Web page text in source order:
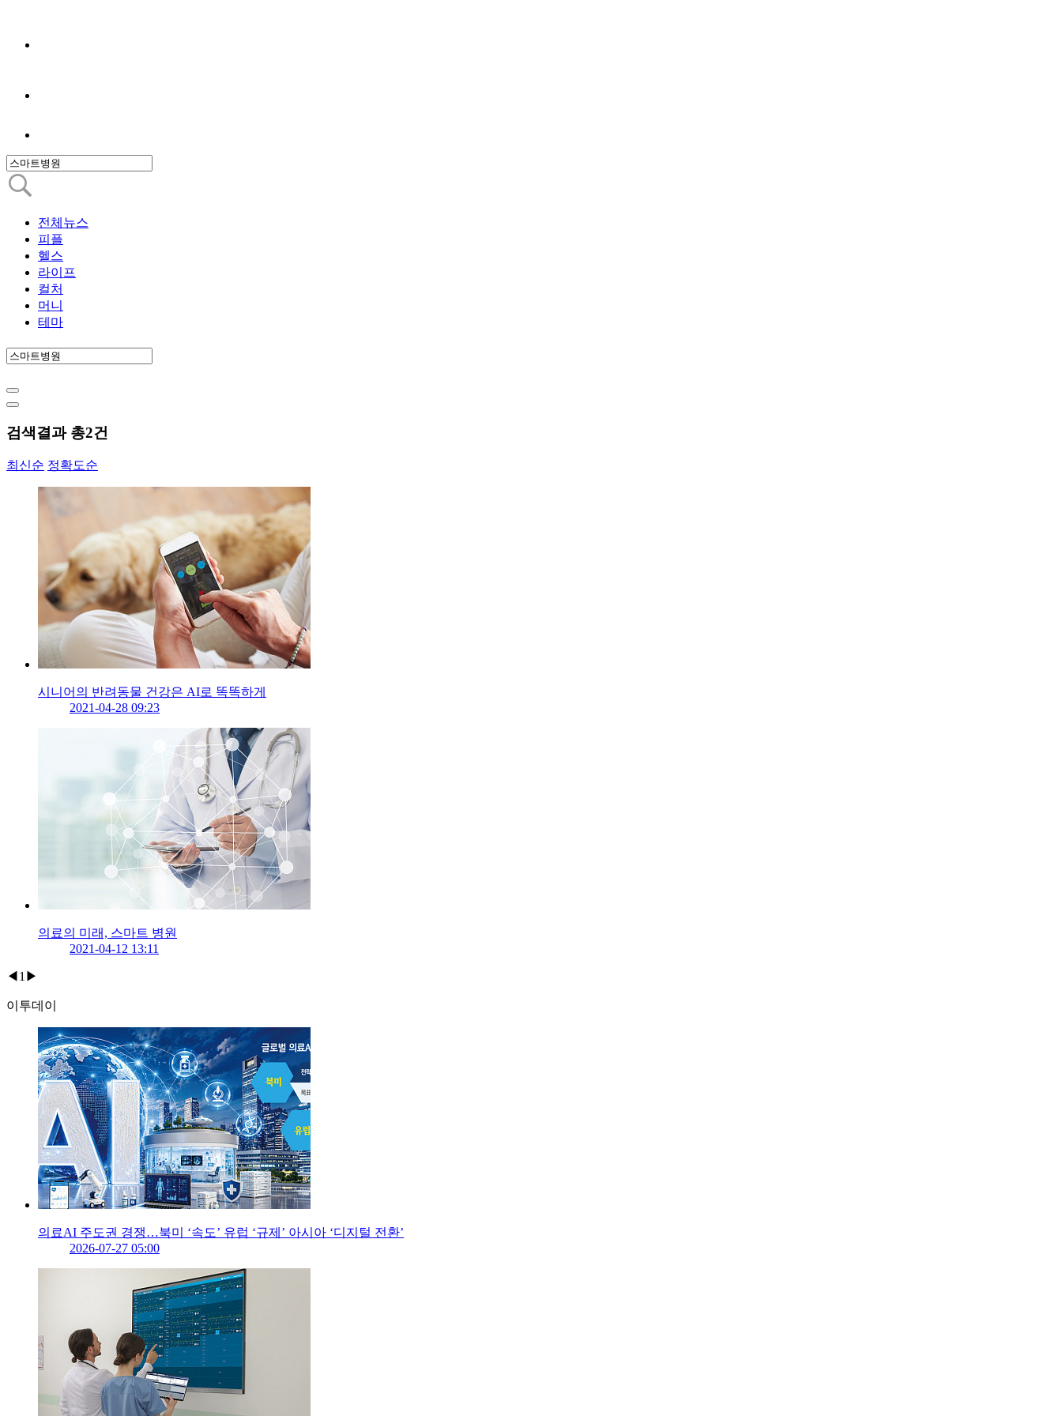
전체뉴스
피플
헬스
라이프
컬처
머니
테마
검색결과 총2건
최신순 정확도순
시니어의 반려동물 건강은 AI로 똑똑하게
2021-04-28 09:23
의료의 미래, 스마트 병원
2021-04-12 13:11
◀ 1 ▶
이투데이
의료AI 주도권 경쟁…북미 ‘속도’ 유럽 ‘규제’ 아시아 ‘디지털 전환’
2026-07-27 05:00